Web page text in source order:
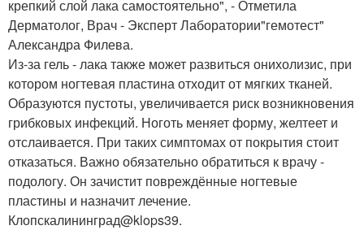
крепкий слой лака самостоятельно", - Отметила
Дерматолог, Врач - Эксперт Лаборатории"гемотест"
Александра Филева.
Из-за гель - лака также может развиться онихолизис, при
котором ногтевая пластина отходит от мягких тканей.
Образуются пустоты, увеличивается риск возникновения
грибковых инфекций. Ноготь меняет форму, желтеет и
отслаивается. При таких симптомах от покрытия стоит
отказаться. Важно обязательно обратиться к врачу -
подологу. Он зачистит повреждённые ногтевые
пластины и назначит лечение.
Клопскалининград@klops39.